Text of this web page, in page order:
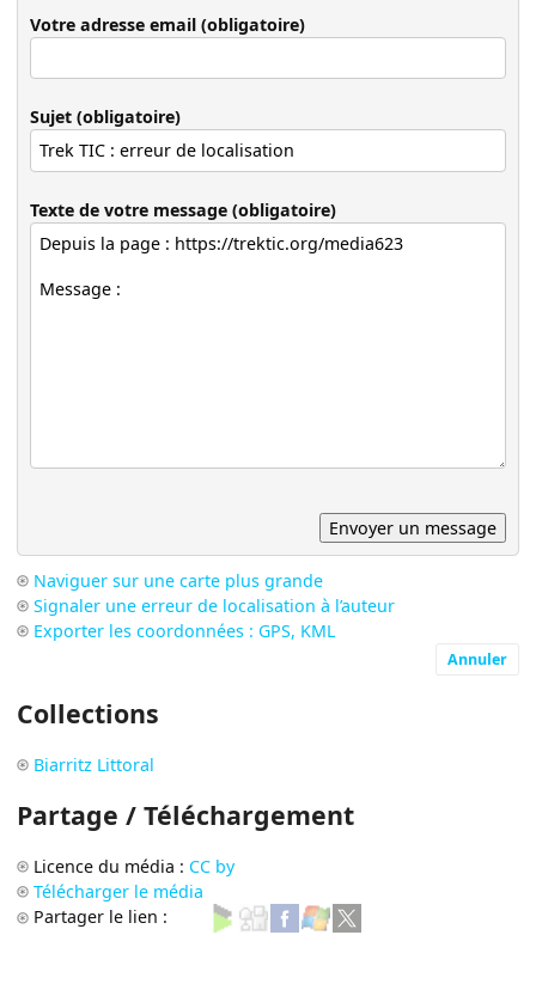
Votre adresse email (obligatoire)
Sujet (obligatoire)
Texte de votre message (obligatoire)
Naviguer sur une carte plus grande
Signaler une erreur de localisation à l’auteur
Exporter les coordonnées : GPS, KML
Annuler
Collections
Biarritz Littoral
Partage / Téléchargement
Licence du média : CC by
Télécharger le média
Partager le lien :